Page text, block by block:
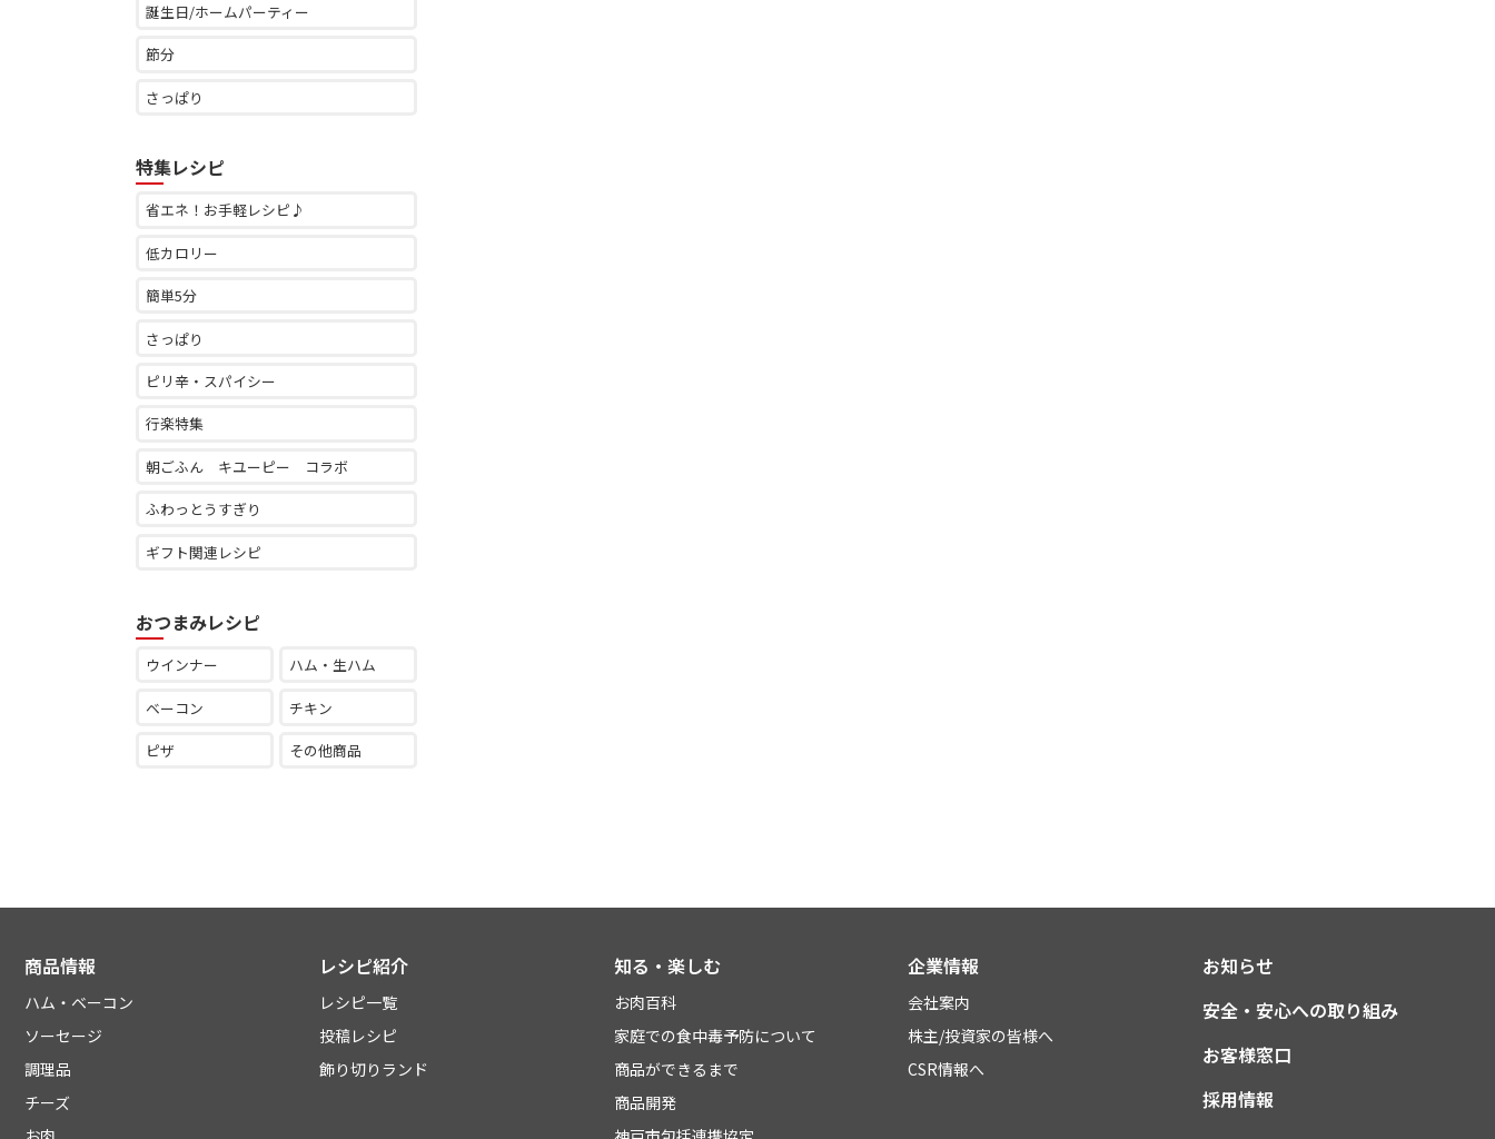
誕生日/ホームパーティー
節分
さっぱり
特集レシピ
省エネ！お手軽レシピ♪
低カロリー
簡単5分
さっぱり
ピリ辛・スパイシー
行楽特集
朝ごふん キユーピー コラボ
ふわっとうすぎり
ギフト関連レシピ
おつまみレシピ
ウインナー ハム・生ハム
ベーコン チキン
ピザ その他商品
商品情報
ハム・ベーコン
ソーセージ
調理品
チーズ
レシピ紹介
レシピ一覧
投稿レシピ
飾り切りランド
知る・楽しむ
お肉百科
家庭での食中毒予防について
商品ができるまで
商品開発
企業情報
会社案内
株主/投資家の皆様へ
CSR情報へ
お知らせ
安全・安心への取り組み
お客様窓口
採用情報